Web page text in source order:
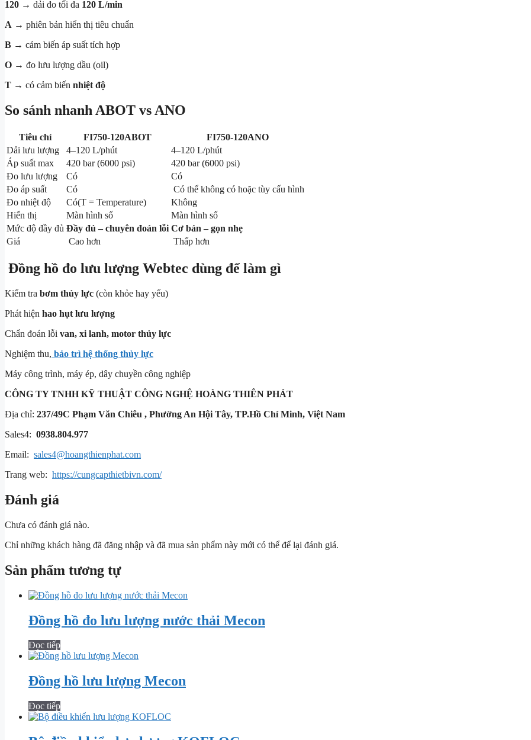
120 → dải đo tối đa 120 L/min
A → phiên bản hiển thị tiêu chuẩn
B → cảm biến áp suất tích hợp
O → đo lưu lượng dầu (oil)
T → có cảm biến nhiệt độ
So sánh nhanh ABOT vs ANO
Tiêu chí FI750-120ABOT
FI750-120ANO
Dải lưu lượng
4–120 L/phút
4–120 L/phút
Áp suất max
420 bar (6000 psi)
420 bar (6000 psi)
Đo lưu lượng
Có
Có
Đo áp suất
Có
Có thể không có hoặc tùy cấu hình
Đo nhiệt độ
Có(T = Temperature)
Không
Hiển thị
Màn hình số
Màn hình số
Mức độ đầy đủ Đầy đủ – chuyên đoán lỗi Cơ bản – gọn nhẹ
Giá
Cao hơn Thấp hơn
Đồng hồ đo lưu lượng Webtec dùng để làm gì
Kiểm tra bơm thủy lực (còn khỏe hay yếu)
Phát hiện hao hụt lưu lượng
Chẩn đoán lỗi van, xi lanh, motor thủy lực
Nghiệm thu, bảo trì hệ thống thủy lực
Máy công trình, máy ép, dây chuyền công nghiệp
CÔNG TY TNHH KỸ THUẬT CÔNG NGHỆ HOÀNG THIÊN PHÁT
Địa chỉ: 237/49C Phạm Văn Chiêu , Phường An Hội Tây, TP.Hồ Chí Minh, Việt Nam
Sales4: 0938.804.977
Email: sales4@hoangthienphat.com
Trang web: https://cungcapthietbivn.com/
Đánh giá
Chưa có đánh giá nào.
Chỉ những khách hàng đã đăng nhập và đã mua sản phẩm này mới có thể để lại đánh giá.
Sản phẩm tương tự
Đồng hồ đo lưu lượng nước thải Mecon
Đọc tiếp
Đồng hồ lưu lượng Mecon
Đọc tiếp